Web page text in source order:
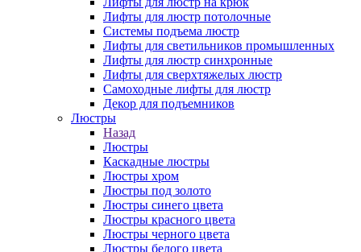
Лифты для люстр потолочные
Системы подъема люстр
Лифты для светильников промышленных
Лифты для люстр синхронные
Лифты для сверхтяжелых люстр
Самоходные лифты для люстр
Декор для подъемников
Люстры
Назад
Люстры
Каскадные люстры
Люстры хром
Люстры под золото
Люстры синего цвета
Люстры красного цвета
Люстры черного цвета
Люстры белого цвета